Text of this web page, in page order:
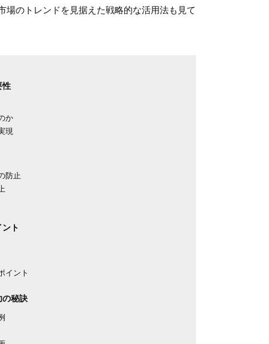
のトレンドを見据えた戦略的な活用法も見て
性
か
現
防止
ト
イント
の秘訣